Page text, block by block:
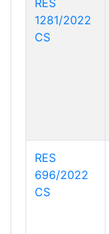
RES
1281/2022
CS
RES
696/2022
CS